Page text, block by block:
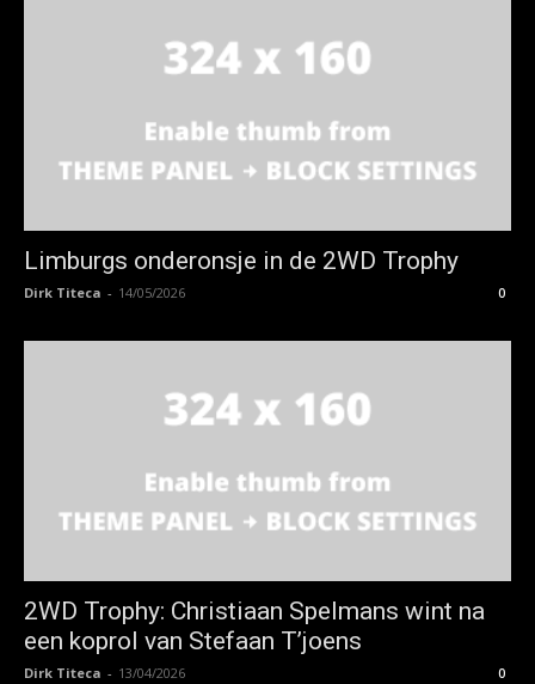
Limburgs onderonsje in de 2WD Trophy
Dirk Titeca - 14/05/2026 0
2WD Trophy: Christiaan Spelmans wint na
een koprol van Stefaan T’joens
Dirk Titeca - 13/04/2026 0